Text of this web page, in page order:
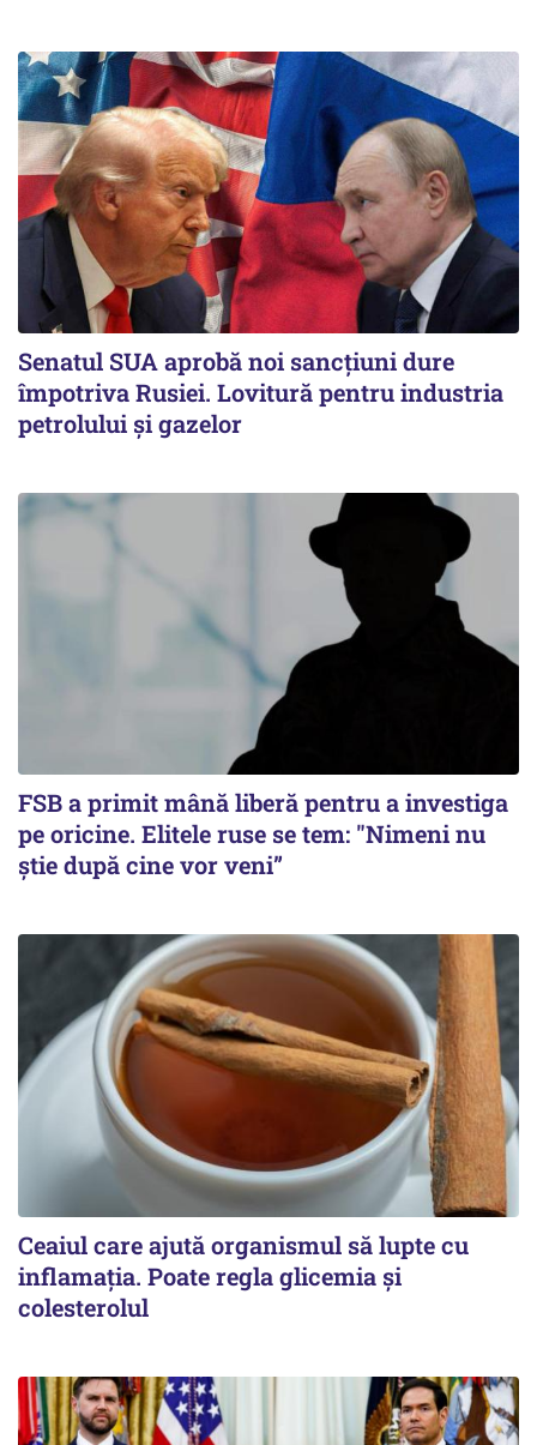
Senatul SUA aprobă noi sancțiuni dure
împotriva Rusiei. Lovitură pentru industria
petrolului și gazelor
FSB a primit mână liberă pentru a investiga
pe oricine. Elitele ruse se tem: "Nimeni nu
știe după cine vor veni”
Ceaiul care ajută organismul să lupte cu
inflamația. Poate regla glicemia și
colesterolul